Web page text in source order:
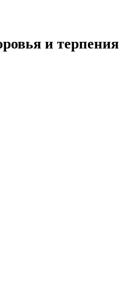
и терпения